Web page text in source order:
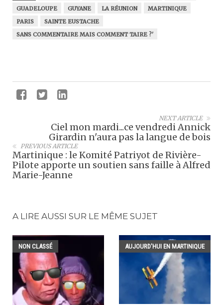
GUADELOUPE
GUYANE LA RÉUNION
MARTINIQUE
PARIS
SAINTE EUSTACHE
SANS COMMENTAIRE MAIS COMMENT TAIRE ?'
NEXT ARTICLE
Ciel mon mardi...ce vendredi Annick
Girardin n'aura pas la langue de bois
PREVIOUS ARTICLE
Martinique : le Komité Patriyot de Rivière-
Pilote apporte un soutien sans faille à Alfred
Marie-Jeanne
A LIRE AUSSI SUR LE MÊME SUJET
NON CLASSÉ AUJOURD'HUI EN MARTINIQUE